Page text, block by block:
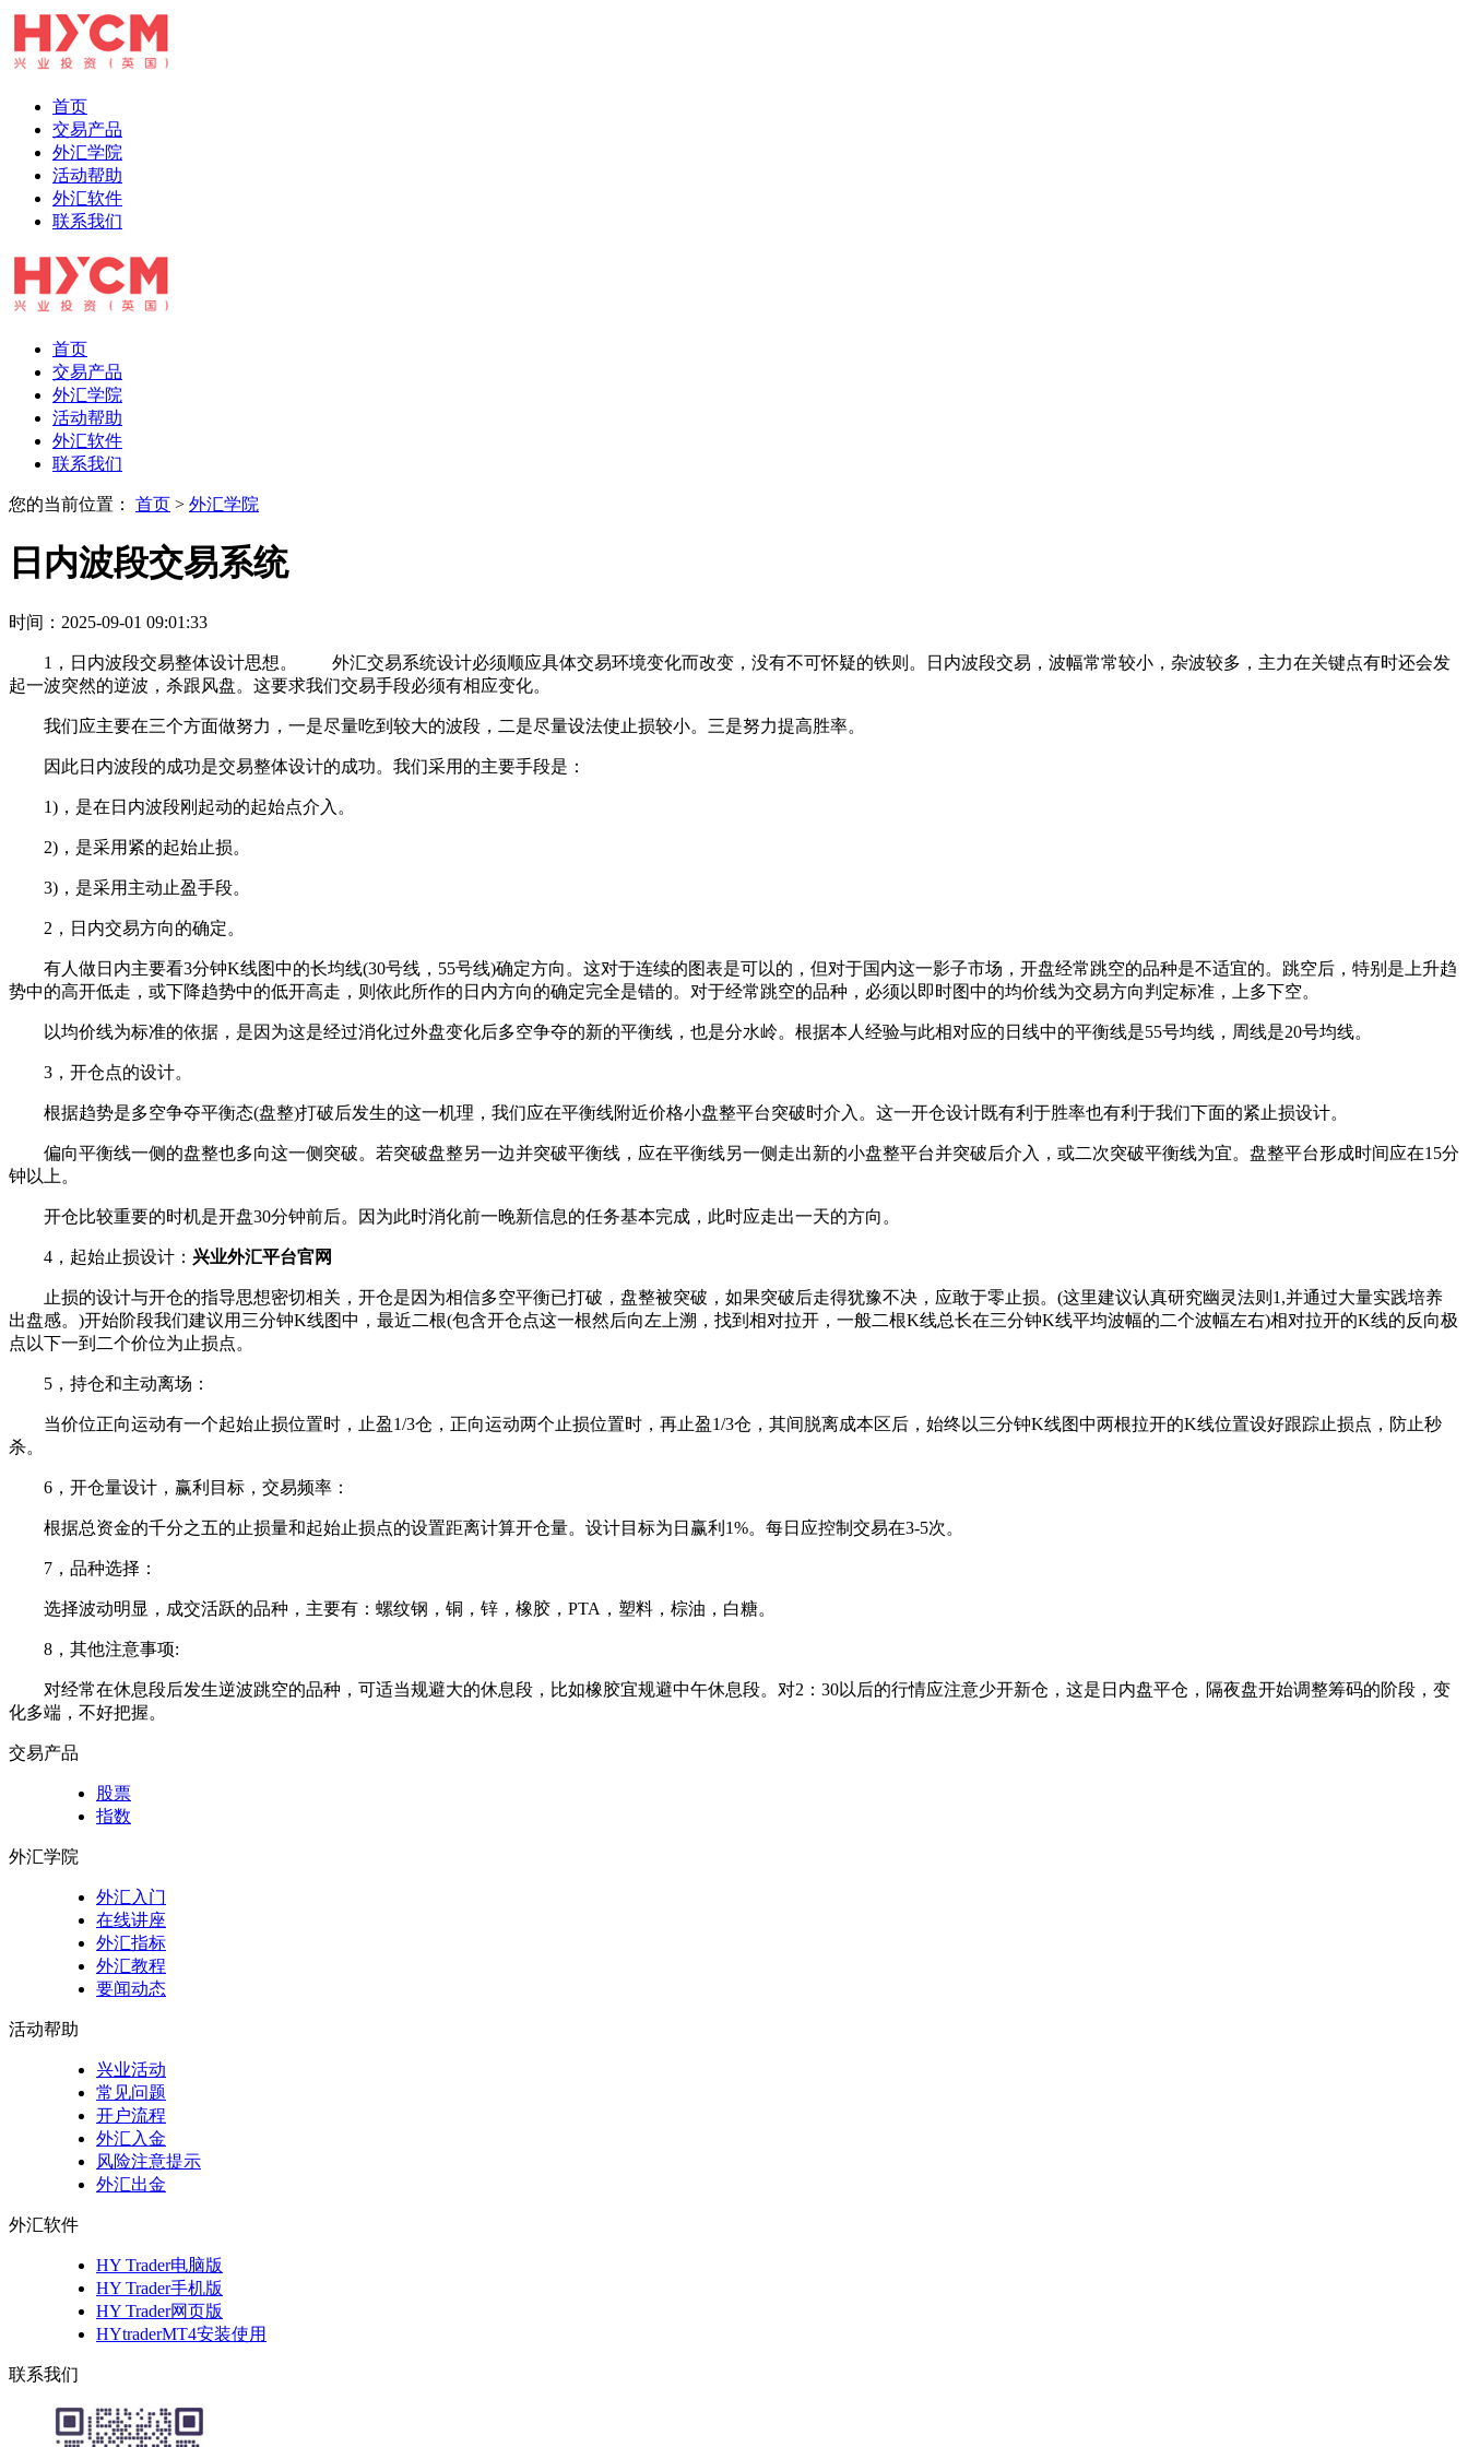
首页
交易产品
外汇学院
活动帮助
外汇软件
联系我们
首页
交易产品
外汇学院
活动帮助
外汇软件
联系我们
您的当前位置： 首页 > 外汇学院
日内波段交易系统
时间：2025-09-01 09:01:33
1，日内波段交易整体设计思想。 外汇交易系统设计必须顺应具体交易环境变化而改变，没有不可怀疑的铁则。日内波段交易，波幅常常较小，杂波较多，主力在关键点有时还会发
起一波突然的逆波，杀跟风盘。这要求我们交易手段必须有相应变化。
我们应主要在三个方面做努力，一是尽量吃到较大的波段，二是尽量设法使止损较小。三是努力提高胜率。
因此日内波段的成功是交易整体设计的成功。我们采用的主要手段是：
1)，是在日内波段刚起动的起始点介入。
2)，是采用紧的起始止损。
3)，是采用主动止盈手段。
2，日内交易方向的确定。
有人做日内主要看3分钟K线图中的长均线(30号线，55号线)确定方向。这对于连续的图表是可以的，但对于国内这一影子市场，开盘经常跳空的品种是不适宜的。跳空后，特别是上升趋
势中的高开低走，或下降趋势中的低开高走，则依此所作的日内方向的确定完全是错的。对于经常跳空的品种，必须以即时图中的均价线为交易方向判定标准，上多下空。
以均价线为标准的依据，是因为这是经过消化过外盘变化后多空争夺的新的平衡线，也是分水岭。根据本人经验与此相对应的日线中的平衡线是55号均线，周线是20号均线。
3，开仓点的设计。
根据趋势是多空争夺平衡态(盘整)打破后发生的这一机理，我们应在平衡线附近价格小盘整平台突破时介入。这一开仓设计既有利于胜率也有利于我们下面的紧止损设计。
偏向平衡线一侧的盘整也多向这一侧突破。若突破盘整另一边并突破平衡线，应在平衡线另一侧走出新的小盘整平台并突破后介入，或二次突破平衡线为宜。盘整平台形成时间应在15分
钟以上。
开仓比较重要的时机是开盘30分钟前后。因为此时消化前一晚新信息的任务基本完成，此时应走出一天的方向。
4，起始止损设计： 兴业外汇平台官网
止损的设计与开仓的指导思想密切相关，开仓是因为相信多空平衡已打破，盘整被突破，如果突破后走得犹豫不决，应敢于零止损。(这里建议认真研究幽灵法则1,并通过大量实践培养
出盘感。)开始阶段我们建议用三分钟K线图中，最近二根(包含开仓点这一根然后向左上溯，找到相对拉开，一般二根K线总长在三分钟K线平均波幅的二个波幅左右)相对拉开的K线的反向极
点以下一到二个价位为止损点。
5，持仓和主动离场：
当价位正向运动有一个起始止损位置时，止盈1/3仓，正向运动两个止损位置时，再止盈1/3仓，其间脱离成本区后，始终以三分钟K线图中两根拉开的K线位置设好跟踪止损点，防止秒
杀。
6，开仓量设计，赢利目标，交易频率：
根据总资金的千分之五的止损量和起始止损点的设置距离计算开仓量。设计目标为日赢利1%。每日应控制交易在3-5次。
7，品种选择：
选择波动明显，成交活跃的品种，主要有：螺纹钢，铜，锌，橡胶，PTA，塑料，棕油，白糖。
8，其他注意事项:
对经常在休息段后发生逆波跳空的品种，可适当规避大的休息段，比如橡胶宜规避中午休息段。对2：30以后的行情应注意少开新仓，这是日内盘平仓，隔夜盘开始调整筹码的阶段，变
化多端，不好把握。
交易产品
股票
指数
外汇学院
外汇入门
在线讲座
外汇指标
外汇教程
要闻动态
活动帮助
兴业活动
常见问题
开户流程
外汇入金
风险注意提示
外汇出金
外汇软件
HY Trader电脑版
HY Trader手机版
HY Trader网页版
HYtraderMT4安装使用
联系我们